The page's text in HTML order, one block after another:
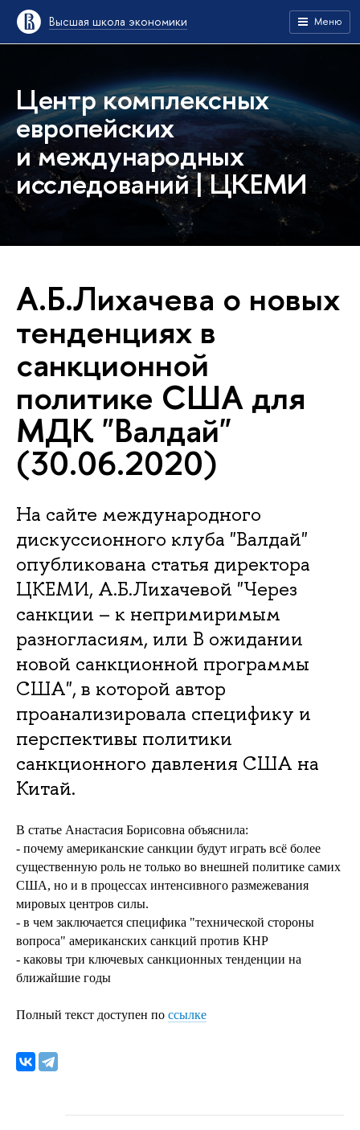
Высшая школа экономики Меню
Центр комплексных
европейских
и международных
исследований | ЦКЕМИ
А.Б.Лихачева о новых
тенденциях в
санкционной
политике США для
МДК "Валдай"
(30.06.2020)
На сайте международного
дискуссионного клуба "Валдай"
опубликована статья директора
ЦКЕМИ, А.Б.Лихачевой "Через
санкции – к непримиримым
разногласиям, или В ожидании
новой санкционной программы
США", в которой автор
проанализировала специфику и
перспективы политики
санкционного давления США на
Китай.
В статье Анастасия Борисовна объяснила:
- почему американские санкции будут играть всё более
существенную роль не только во внешней политике самих
США, но и в процессах интенсивного размежевания
мировых центров силы.
- в чем заключается специфика "технической стороны
вопроса" американских санкций против КНР
- каковы три ключевых санкционных тенденции на
ближайшие годы
Полный текст доступен по ссылке